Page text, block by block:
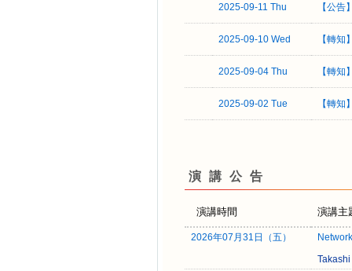
2025-09-11 Thu 【公
2025-09-10 Wed 【轉
2025-09-04 Thu 【轉
2025-09-02 Tue 【轉
演講公告
演講時間 演講主
2026年07月31日（五）